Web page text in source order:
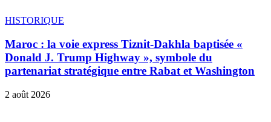
HISTORIQUE
Maroc : la voie express Tiznit-Dakhla baptisée «
Donald J. Trump Highway », symbole du
partenariat stratégique entre Rabat et Washington
2 août 2026